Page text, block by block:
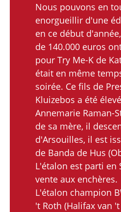
Nous pouvons en
enorgueillir d'une
en ce début
de 140.000 euros
pour Try Me-K de
était en même
soirée. Ce fils de
Kluizebos a été
Annemarie Raman-
de sa mère, il
d'Arsouilles, il est
de Banda de Hus
L'étalon est parti en
vente aux enchères.
L'étalon champion
't Roth (Halifax van